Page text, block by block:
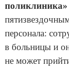
поликлиника»
персонала:
в больницы и
не может